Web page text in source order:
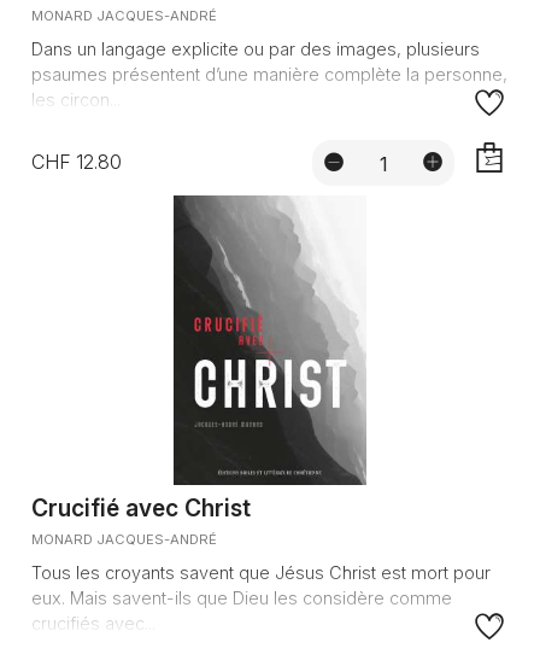
MONARD JACQUES-ANDRÉ
Dans un langage explicite ou par des images, plusieurs
psaumes présentent d’une manière complète la personne,
les circon...
CHF 12.80
Crucifié avec Christ
MONARD JACQUES-ANDRÉ
Tous les croyants savent que Jésus Christ est mort pour
eux. Mais savent-ils que Dieu les considère comme
crucifiés avec...